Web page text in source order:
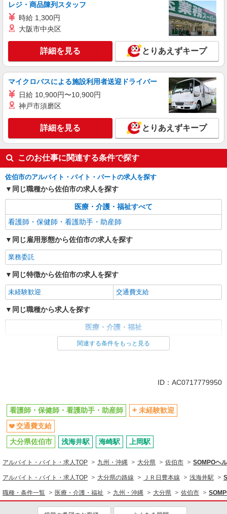
レジ・商品陳列スタッフ
時給 1,300円
大阪市中央区
詳細を見る とりあえずキープ
マイクロバスによる施設利用者送迎ドライバー
日給 10,900円〜10,900円
神戸市須磨区
詳細を見る とりあえずキープ
このお仕事に関連する条件で探す
佐伯市のアルバイト・バイト・パートの求人を探す
同じ職種から佐伯市の求人を探す
医療・介護・福祉すべて
看護師・保健師・看護助手・助産師
同じ雇用形態から佐伯市の求人を探す
業務委託
同じ特徴から佐伯市の求人を探す
未経験歓迎 交通費支給
同じ職種から求人を探す
医療・介護・福祉
看護師・保健師・看護助手・助産師
関連する条件をもっと見る
ID：AC0717779950
看護師・保健師・看護助手・助産師
未経験歓迎
交通費支給
大分県佐伯市
浅海井駅 海崎駅 上岡駅
アルバイト・バイト・求人TOP 九州・沖縄 大分県 佐伯市 SOMPOヘ
アルバイト・バイト・求人TOP 大分県の路線 ＪＲ日豊本線 浅海井駅
職種・条件一覧 医療・介護・福祉 九州・沖縄 大分県 佐伯市